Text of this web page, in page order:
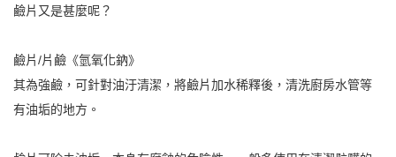
鹼片又是甚麼呢？
鹼片/片鹼《氫氧化鈉》
其為強鹼，可針對油汙清潔，將鹼片加水稀釋後，清洗廚房水管等
有油垢的地方。